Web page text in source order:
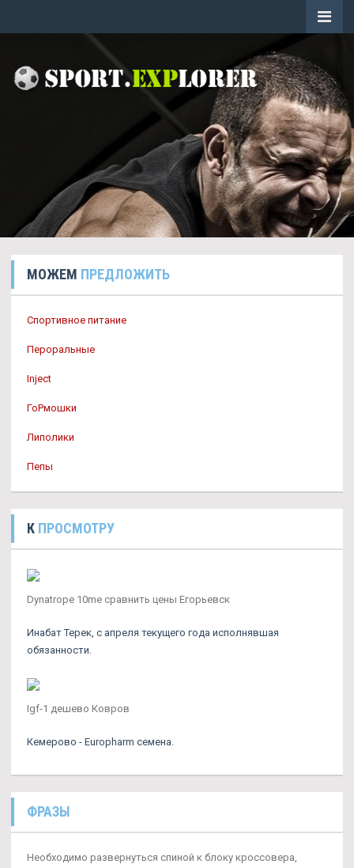
МОЖЕМ ПРЕДЛОЖИТЬ
Спортивное питание
Пероральные
Inject
ГоРмошки
Липолики
Пепы
К ПРОСМОТРУ
Dynatrope 10me сравнить цены Егорьевск
Инабат Терек, с апреля текущего года исполнявшая
обязанности.
Igf-1 дешево Ковров
Кемерово - Europharm семена.
ФРАЗЫ
Необходимо развернуться спиной к блоку кроссовера,